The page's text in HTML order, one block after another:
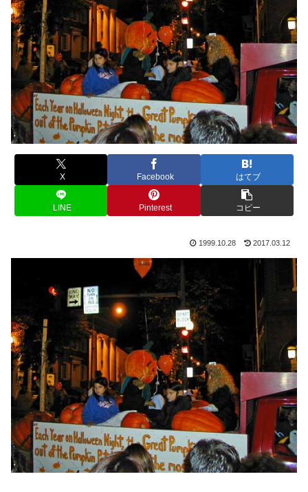
X Facebook はてブ
LINE Pinterest コピー
1999.10.28 2017.03.12